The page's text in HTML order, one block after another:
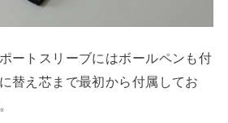
ートスリーブにはボールペンも付
替え芯まで最初から付属してお